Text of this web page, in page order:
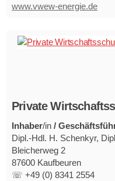
www.vwew-energie.de
Private
Inhaber/in /
Dipl.-Hdl. H. Schenkyr,
Bleicherweg 2
87600 Kaufbeuren
☏ +49 (0) 8341 2554